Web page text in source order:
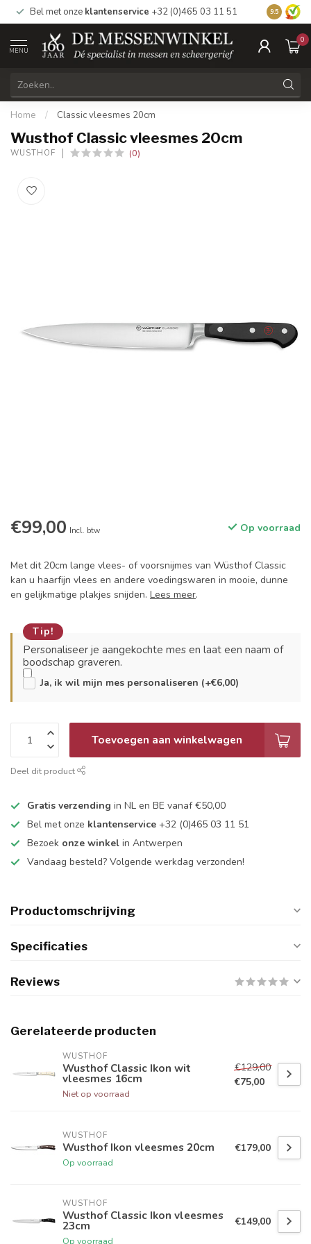
Bel met onze klantenservice +32 (0)465 03 11 51 Bezoek
9.5
MENU
0
Home / Classic vleesmes 20cm
Wusthof Classic vleesmes 20cm
WUSTHOF (0)
€99,00 Incl. btw Op voorraad
Met dit 20cm lange vlees- of voorsnijmes van Wüsthof Classic
kan u haarfijn vlees en andere voedingswaren in mooie, dunne
en gelijkmatige plakjes snijden. Lees meer.
Tip!
Personaliseer je aangekochte mes en laat een naam of
boodschap graveren.
Ja, ik wil mijn mes personaliseren (+€6,00)
Toevoegen aan winkelwagen
Deel dit product
Gratis verzending in NL en BE vanaf €50,00
Bel met onze klantenservice +32 (0)465 03 11 51
Bezoek onze winkel in Antwerpen
Vandaag besteld? Volgende werkdag verzonden!
Productomschrijving
Specificaties
Reviews
Gerelateerde producten
WUSTHOF
Wusthof Classic Ikon wit
vleesmes 16cm
Niet op voorraad
€129,00
€75,00
WUSTHOF
Wusthof Ikon vleesmes 20cm
Op voorraad
€179,00
WUSTHOF
Wusthof Classic Ikon vleesmes
23cm
Op voorraad
€149,00